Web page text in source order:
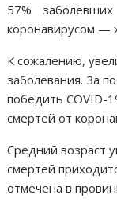
57%
коронавирусом
К сожалению,
заболевания. За
победить COVID-
смертей от
Средний возраст
смертей
отмечена в